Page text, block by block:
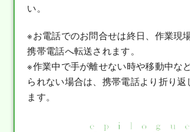
い。
※お電話でのお問合せは終日、作業現
携帯電話へ転送されます。
※作業中で手が離せない時や移動中な
られない場合は、携帯電話より折り返
ます。